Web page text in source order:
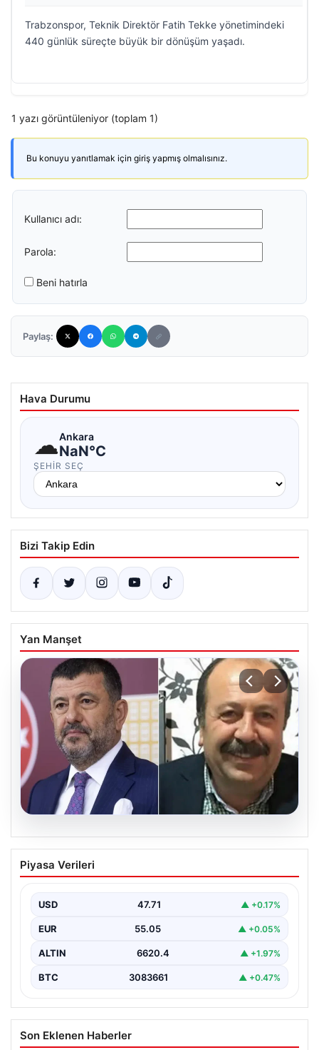
Trabzonspor, Teknik Direktör Fatih Tekke yönetimindeki
440 günlük süreçte büyük bir dönüşüm yaşadı.
1 yazı görüntüleniyor (toplam 1)
Bu konuyu yanıtlamak için giriş yapmış olmalısınız.
Kullanıcı adı:
Parola:
Beni hatırla
Paylaş:
Hava Durumu
☁Ankara
NaN°C
ŞEHIR SEÇ
Bizi Takip Edin
Yan Manşet
06.08.2026
Veli Ağbaba’nın ağabeyi Hür Ağbaba
tutuklandı
Piyasa Verileri
USD 47.71 ▲ +0.17%
EUR 55.05 ▲ +0.05%
ALTIN 6620.4 ▲ +1.97%
BTC 3083661 ▲ +0.47%
Son Eklenen Haberler